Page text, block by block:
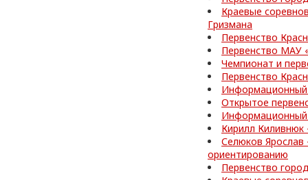
Краевые
Гризмана
Первенство
Первенство МАУ
Чемпионат и
Первенство
Информационный
Открытое
Информационный
Кирилл Киливнюк
Селюков Ярослав
ориентированию
Первенство